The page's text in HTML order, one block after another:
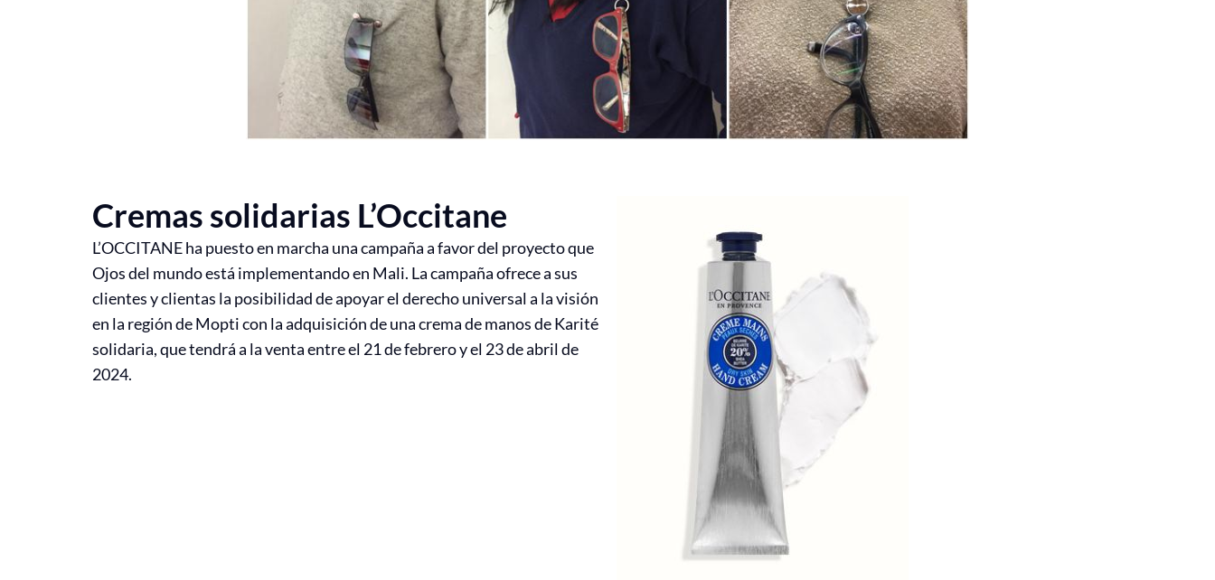
Cremas solidarias L’Occitane
L’OCCITANE ha puesto en marcha una campaña a favor del proyecto que
Ojos del mundo está implementando en Mali. La campaña ofrece a sus
clientes y clientas la posibilidad de apoyar el derecho universal a la visión
en la región de Mopti con la adquisición de una crema de manos de Karité
solidaria, que tendrá a la venta entre el 21 de febrero y el 23 de abril de
2024.